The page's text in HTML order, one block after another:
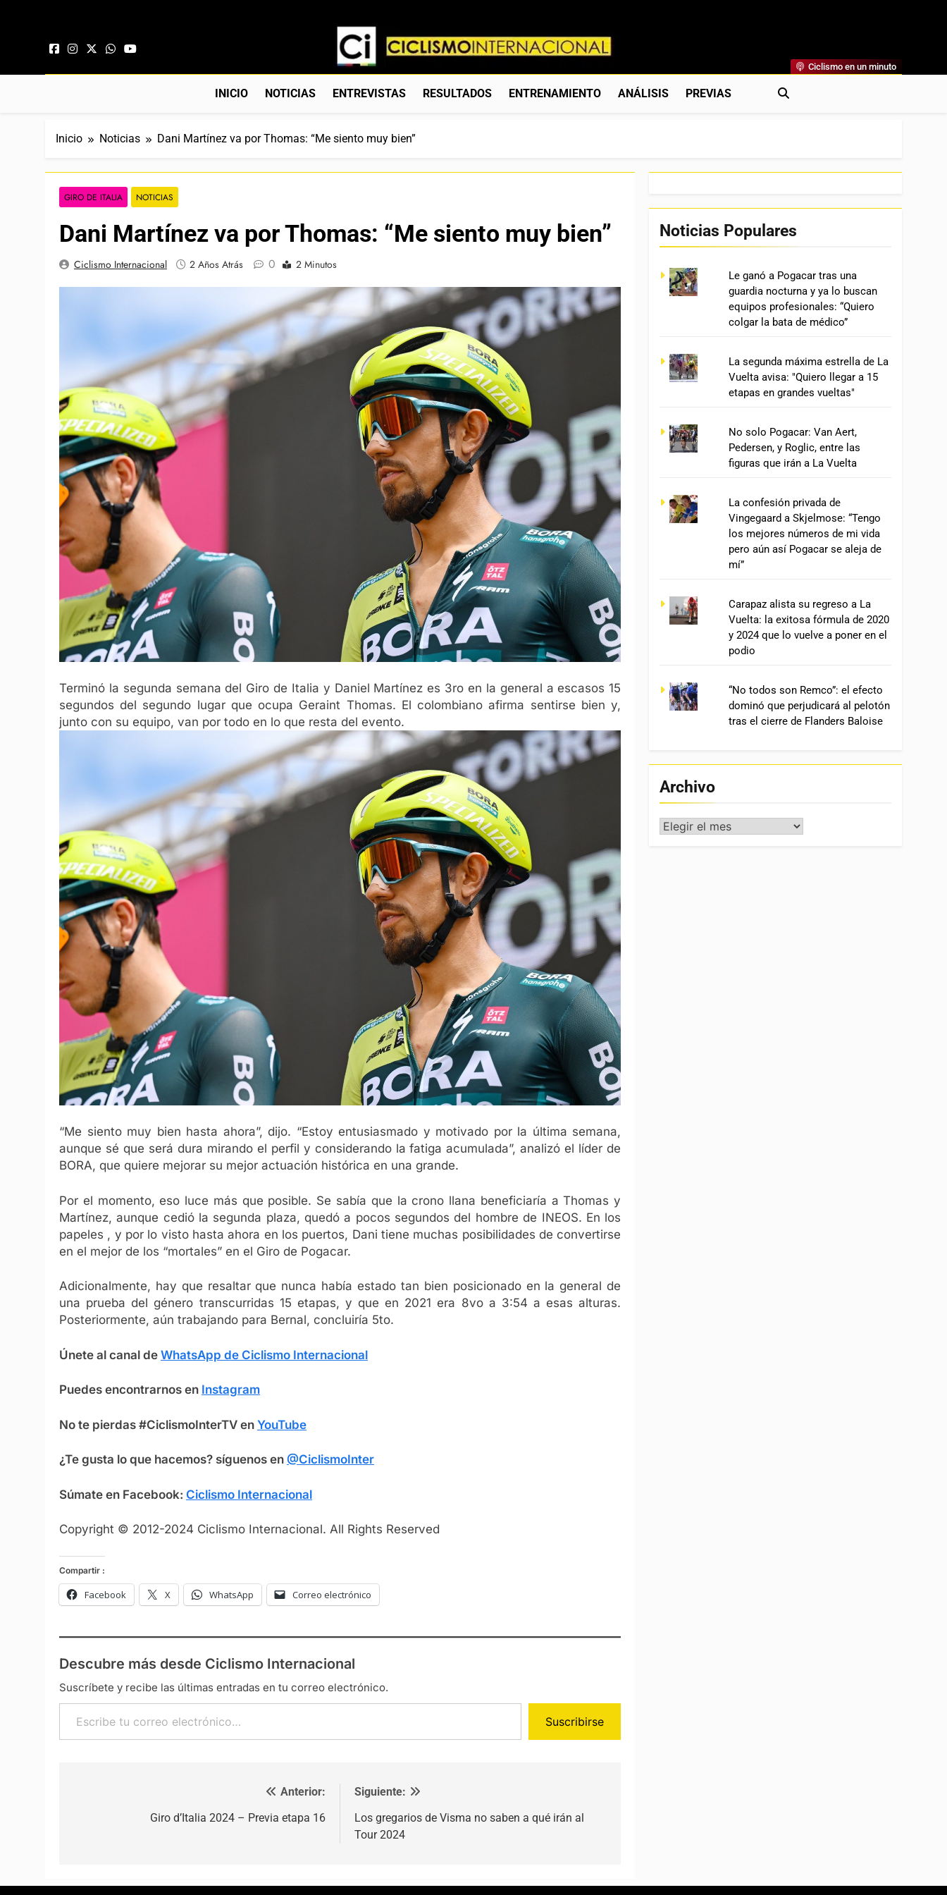
Ciclismo Internacional
Web Dedicada Al Ciclismo Mundial. Entrevistas, Análisis, Crónicas, Previas Y Más. La Web Ciclista De Referencia.
Ciclismo en un minuto
INICIO NOTICIAS ENTREVISTAS RESULTADOS ENTRENAMIENTO ANÁLISIS PREVIAS
Inicio Noticias Dani Martínez va por Thomas: “Me siento muy bien”
GIRO DE ITALIA NOTICIAS
Dani Martínez va por Thomas: “Me siento muy bien”
Ciclismo Internacional 2 Años Atrás 0 2 Minutos
Terminó la segunda semana del Giro de Italia y Daniel Martínez es 3ro en la general a escasos 15
segundos del segundo lugar que ocupa Geraint Thomas. El colombiano afirma sentirse bien y,
junto con su equipo, van por todo en lo que resta del evento.
“Me siento muy bien hasta ahora”, dijo. “Estoy entusiasmado y motivado por la última semana,
aunque sé que será dura mirando el perfil y considerando la fatiga acumulada”, analizó el líder de
BORA, que quiere mejorar su mejor actuación histórica en una grande.
Por el momento, eso luce más que posible. Se sabía que la crono llana beneficiaría a Thomas y
Martínez, aunque cedió la segunda plaza, quedó a pocos segundos del hombre de INEOS. En los
papeles , y por lo visto hasta ahora en los puertos, Dani tiene muchas posibilidades de convertirse
en el mejor de los “mortales” en el Giro de Pogacar.
Adicionalmente, hay que resaltar que nunca había estado tan bien posicionado en la general de
una prueba del género transcurridas 15 etapas, y que en 2021 era 8vo a 3:54 a esas alturas.
Posteriormente, aún trabajando para Bernal, concluiría 5to.
Únete al canal de WhatsApp de Ciclismo Internacional
Puedes encontrarnos en Instagram
No te pierdas #CiclismoInterTV en YouTube
¿Te gusta lo que hacemos? síguenos en @CiclismoInter
Súmate en Facebook: Ciclismo Internacional
Copyright © 2012-2024 Ciclismo Internacional. All Rights Reserved
Compartir :
Facebook X WhatsApp Correo electrónico
Descubre más desde Ciclismo Internacional
Suscríbete y recibe las últimas entradas en tu correo electrónico.
Escribe tu correo electrónico…
Suscribirse
Anterior:
Giro d’Italia 2024 – Previa etapa 16
Siguiente:
Los gregarios de Visma no saben a qué irán al
Tour 2024
Noticias Populares
Le ganó a Pogacar tras una
guardia nocturna y ya lo buscan
equipos profesionales: “Quiero
colgar la bata de médico”
La segunda máxima estrella de La
Vuelta avisa: "Quiero llegar a 15
etapas en grandes vueltas"
No solo Pogacar: Van Aert,
Pedersen, y Roglic, entre las
figuras que irán a La Vuelta
La confesión privada de
Vingegaard a Skjelmose: “Tengo
los mejores números de mi vida
pero aún así Pogacar se aleja de
mí”
Carapaz alista su regreso a La
Vuelta: la exitosa fórmula de 2020
y 2024 que lo vuelve a poner en el
podio
“No todos son Remco”: el efecto
dominó que perjudicará al pelotón
tras el cierre de Flanders Baloise
Archivo
Archivo